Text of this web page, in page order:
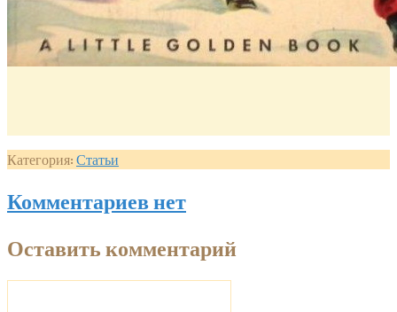
Категория: Статьи
Комментариев нет
Оставить комментарий